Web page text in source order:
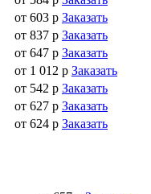
от 603 р Заказать
от 837 р Заказать
от 647 р Заказать
от 1 012 р Заказать
от 542 р Заказать
от 627 р Заказать
от 624 р Заказать